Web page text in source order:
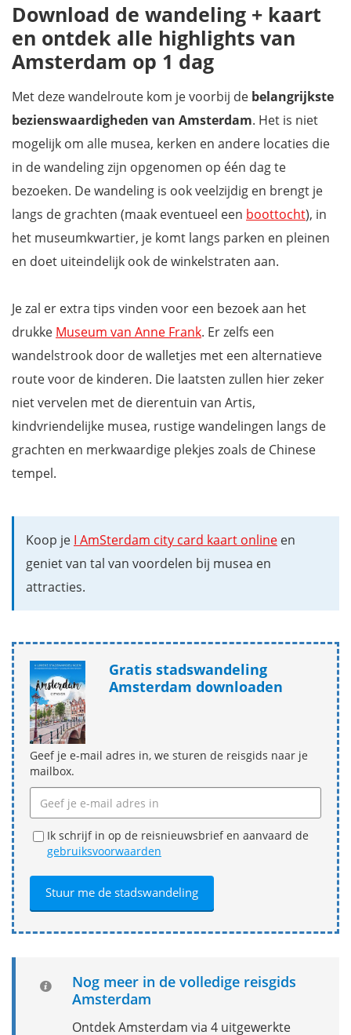
Download de wandeling + kaart
en ontdek alle highlights van
Amsterdam op 1 dag
Met deze wandelroute kom je voorbij de belangrijkste
bezienswaardigheden van Amsterdam. Het is niet
mogelijk om alle musea, kerken en andere locaties die
in de wandeling zijn opgenomen op één dag te
bezoeken. De wandeling is ook veelzijdig en brengt je
langs de grachten (maak eventueel een boottocht), in
het museumkwartier, je komt langs parken en pleinen
en doet uiteindelijk ook de winkelstraten aan.
Je zal er extra tips vinden voor een bezoek aan het
drukke Museum van Anne Frank. Er zelfs een
wandelstrook door de walletjes met een alternatieve
route voor de kinderen. Die laatsten zullen hier zeker
niet vervelen met de dierentuin van Artis,
kindvriendelijke musea, rustige wandelingen langs de
grachten en merkwaardige plekjes zoals de Chinese
tempel.
Koop je I AmSterdam city card kaart online en
geniet van tal van voordelen bij musea en
attracties.
Gratis stadswandeling
Amsterdam downloaden
Geef je e-mail adres in, we sturen de reisgids naar je
mailbox.
Ik schrijf in op de reisnieuwsbrief en aanvaard de
gebruiksvoorwaarden
Nog meer in de volledige reisgids
Amsterdam
Ontdek Amsterdam via 4 uitgewerkte